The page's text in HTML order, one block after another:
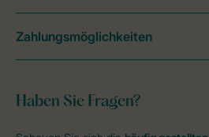
Haben Sie Fragen?
Zahlungsmöglichkeiten